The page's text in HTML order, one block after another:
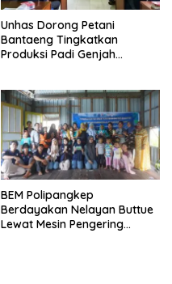
Unhas Dorong Petani
Bantaeng Tingkatkan
Produksi Padi Genjah
BEM Polipangkep
Berdayakan Nelayan Buttue
Lewat Mesin Pengering